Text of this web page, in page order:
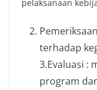
pelaksanaan
terhadap
3.Evaluasi :
program